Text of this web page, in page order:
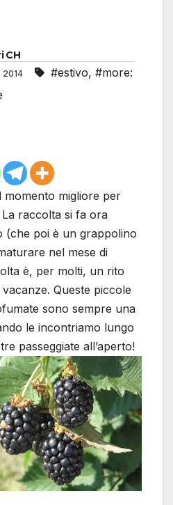
CH
2014 #estivo, #more:
momento migliore per
raccolta si fa ora
(che poi è un grappolino
nel mese di
è, per molti, un rito
Queste piccole
sono sempre una
le incontriamo lungo
passeggiate all’aperto!